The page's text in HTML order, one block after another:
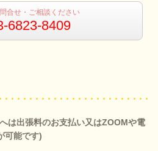
合せ・ご相談ください
6823-8409
は出張料のお支払い又はZOOMや電
可能です)